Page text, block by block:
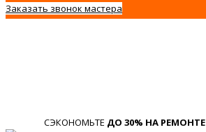
Заказать звонок мастера
СЭКОНОМЬТЕ ДО 30% НА РЕМОНТЕ